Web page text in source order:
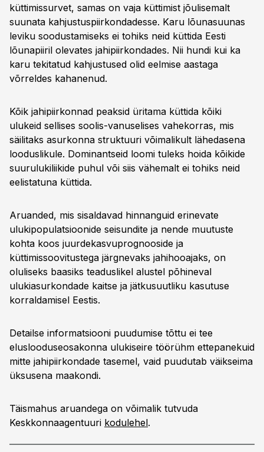
küttimissurvet, samas on vaja küttimist jõulisemalt
suunata kahjustuspiirkondadesse. Karu lõunasuunas
leviku soodustamiseks ei tohiks neid küttida Eesti
lõunapiiril olevates jahipiirkondades. Nii hundi kui ka
karu tekitatud kahjustused olid eelmise aastaga
võrreldes kahanenud.
Kõik jahipiirkonnad peaksid üritama küttida kõiki
ulukeid sellises soolis-vanuselises vahekorras, mis
säilitaks asurkonna struktuuri võimalikult lähedasena
looduslikule. Dominantseid loomi tuleks hoida kõikide
suurulukiliikide puhul või siis vähemalt ei tohiks neid
eelistatuna küttida.
Aruanded, mis sisaldavad hinnanguid erinevate
ulukipopulatsioonide seisundite ja nende muutuste
kohta koos juurdekasvuprognooside ja
küttimissoovitustega järgnevaks jahihooajaks, on
oluliseks baasiks teaduslikel alustel põhineval
ulukiasurkondade kaitse ja jätkusuutliku kasutuse
korraldamisel Eestis.
Detailse informatsiooni puudumise tõttu ei tee
eluslooduseosakonna ulukiseire töörühm ettepanekuid
mitte jahipiirkondade tasemel, vaid puudutab väikseima
üksusena maakondi.
Täismahus aruandega on võimalik tutvuda
Keskkonnaagentuuri kodulehel.